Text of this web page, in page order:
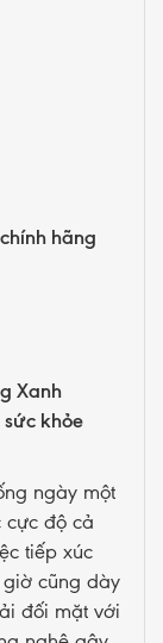
hãng
Xanh
sức khỏe
ngày một
cực độ cả
tiếp xúc
cũng dày
đối mặt với